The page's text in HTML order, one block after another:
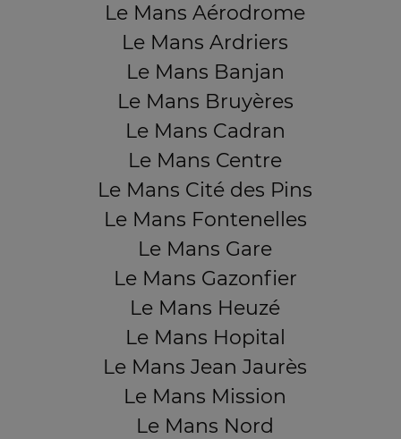
Le Mans Aérodrome
Le Mans Ardriers
Le Mans Banjan
Le Mans Bruyères
Le Mans Cadran
Le Mans Centre
Le Mans Cité des Pins
Le Mans Fontenelles
Le Mans Gare
Le Mans Gazonfier
Le Mans Heuzé
Le Mans Hopital
Le Mans Jean Jaurès
Le Mans Mission
Le Mans Nord